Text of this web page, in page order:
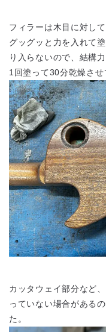
フィラーは木目に対し
グッグッと力を入れて
り入らないので、結構
1回塗って30分乾燥させ
カッタウェイ部分など
っていない場合がある
た。